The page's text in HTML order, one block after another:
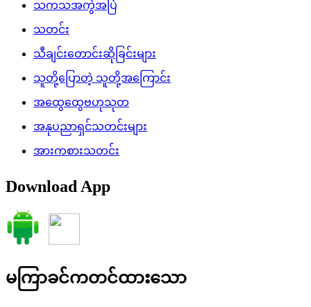
သကသအကွဲအပြဲ
သတင်း
သီချင်းတောင်းဆိုခြင်းများ
သူတို့ပြောတဲ့ သူတို့အကြောင်း
အထွေထွေဗဟုသုတ
အနုပညာရှင်သတင်းများ
အားကစားသတင်း
Download App
မကြာခင်ကတင်ထားသော